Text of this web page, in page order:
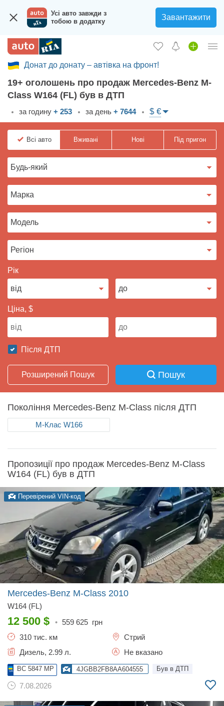
Усі авто завжди з
тобою в додатку
Завантажити
Увійти в кабінет
Збір на авто для ЗСУ
Вживані авто
Нові авто
Новини
Відгуки про авто
Завантажити додаток
Донат до донату – автівка на фронт!
19+ оголошень про продаж Mercedes-Benz M-
Class W164 (FL) був в ДТП
за годину + 253 за день + 7644 $ €
Всі авто Вживані Нові Під пригон
Рік
Ціна, $
Після ДТП
Розширений Пошук Пошук
Покоління Mercedes-Benz M-Class після ДТП
М-Клас W166
Пропозиції про продаж Mercedes-Benz M-Class
W164 (FL) був в ДТП
Перевірений VIN-код
Mercedes-Benz M-Class 2010
W164 (FL)
12 500 $ • 559 625 грн
310 тис. км
Стрий
Дизель, 2.99 л.
Не вказано
BC 5847 MP 4JGBB2FB8AA604555 Був в ДТП
7.08.2026